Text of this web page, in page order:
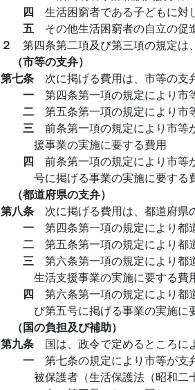
四 生活困窮者である子どもに対
五 その他生活困窮者の自立の促
２ 第四条第二項及び第三項の規定は
（市等の支弁）
第七条 次に掲げる費用は、市等の支
一 第四条第一項の規定により市
二 第五条第一項の規定により市
三 前条第一項の規定により市等
援事業の実施に要する費用
四 前条第一項の規定により市等
号に掲げる事業の実施に要する
（都道府県の支弁）
第八条 次に掲げる費用は、都道府県
一 第四条第一項の規定により都
二 第五条第一項の規定により都
三 第六条第一項の規定により都
生活支援事業の実施に要する費
四 第六条第一項の規定により都
び第五号に掲げる事業の実施に
（国の負担及び補助）
第九条 国は、政令で定めるところに
一 第七条の規定により市等が支
被保護者（生活保護法（昭和二